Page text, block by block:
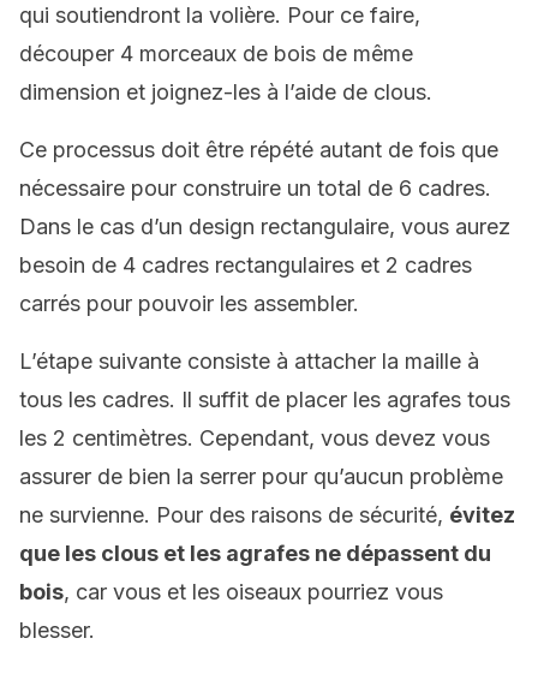
qui soutiendront la volière. Pour ce faire,
découper 4 morceaux de bois de même
dimension et joignez-les à l’aide de clous.
Ce processus doit être répété autant de fois que
nécessaire pour construire un total de 6 cadres.
Dans le cas d’un design rectangulaire, vous aurez
besoin de 4 cadres rectangulaires et 2 cadres
carrés pour pouvoir les assembler.
L’étape suivante consiste à attacher la maille à
tous les cadres. Il suffit de placer les agrafes tous
les 2 centimètres. Cependant, vous devez vous
assurer de bien la serrer pour qu’aucun problème
ne survienne. Pour des raisons de sécurité, évitez
que les clous et les agrafes ne dépassent du
bois, car vous et les oiseaux pourriez vous
blesser.